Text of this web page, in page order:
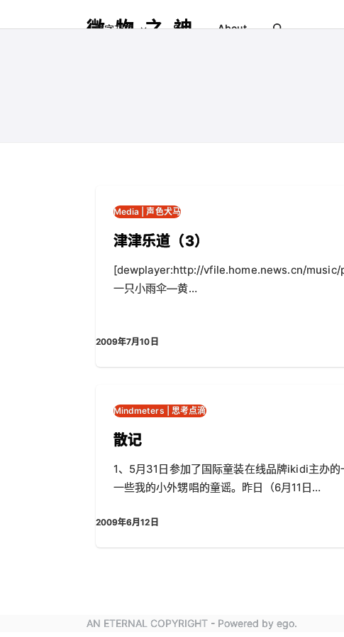
微物之神
数字花园 Say About
Media | 声色犬马
津津乐道（3）
[dewplayer:http://vfile.home.news.cn/
一只小雨伞—黄…
2009年7月10日
Mindmeters | 思考点滴
散记
1、5月31日参加了国际童装在线品牌ikidi主办
一些我的小外甥唱的童谣。昨日（6月11日…
2009年6月12日
AN ETERNAL COPYRIGHT - Powered by ego.